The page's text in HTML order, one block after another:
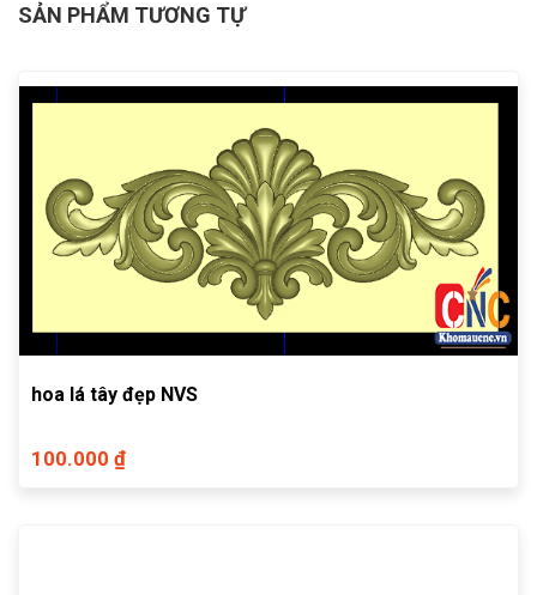
SẢN PHẨM TƯƠNG TỰ
hoa lá tây đẹp NVS
100.000 ₫